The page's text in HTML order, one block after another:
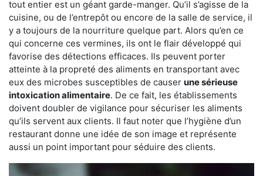
tout entier est un géant garde-manger. Qu’il s’agisse de la
cuisine, ou de l’entrepôt ou encore de la salle de service, il
y a toujours de la nourriture quelque part. Alors qu’en ce
qui concerne ces vermines, ils ont le flair développé qui
favorise des détections efficaces. Ils peuvent porter
atteinte à la propreté des aliments en transportant avec
eux des microbes susceptibles de causer une sérieuse
intoxication alimentaire. De ce fait, les établissements
doivent doubler de vigilance pour sécuriser les aliments
qu’ils servent aux clients. Il faut noter que l’hygiène d’un
restaurant donne une idée de son image et représente
aussi un point important pour séduire des clients.